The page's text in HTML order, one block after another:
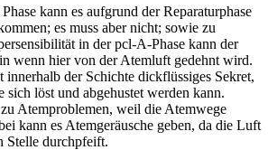
kann es aufgrund der Reparaturphase
es muss aber nicht; sowie zu
in der pcl-A-Phase kann der
wenn hier von der Atemluft gedehnt wird.
innerhalb der Schichte dickflüssiges Sekret,
sich löst und abgehustet werden kann.
Atemproblemen, weil die Atemwege
kann es Atemgeräusche geben, da die Luft
Stelle durchpfeift.